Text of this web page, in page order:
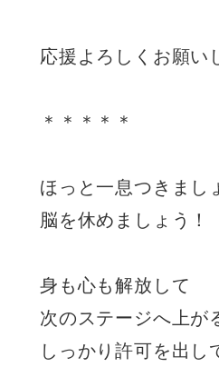
応援よろしくお願い
＊＊＊＊＊
ほっと一息つきまし
脳を休めましょう！
身も心も解放して
次のステージへ上が
しっかり許可を出し